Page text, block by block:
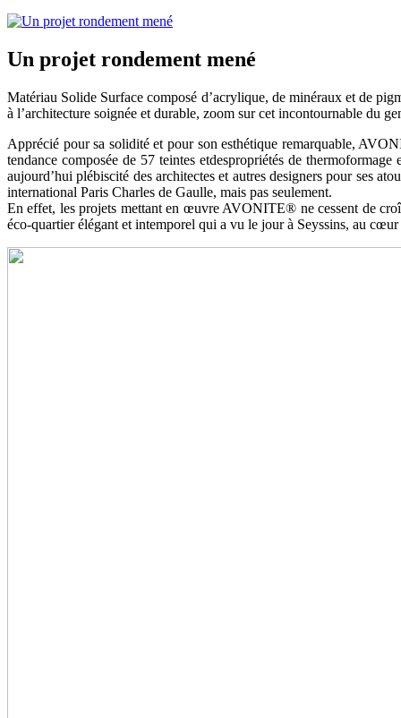
Un projet rondement mené
Matériau Solide Surface composé d’acrylique, de minéraux et de
à l’architecture soignée et durable, zoom sur cet incontournable du
Apprécié pour sa solidité et pour son esthétique remarquable,
tendance composée de 57 teintes etdespropriétés de
aujourd’hui plébiscité des architectes et autres designers pour ses
international Paris Charles de Gaulle, mais pas seulement.
En effet, les projets mettant en œuvre AVONITE® ne cessent de
éco-quartier élégant et intemporel qui a vu le jour à Seyssins, au